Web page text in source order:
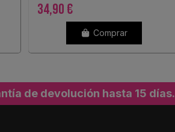
34,90 €
Comprar
de devolución hasta 15 días.